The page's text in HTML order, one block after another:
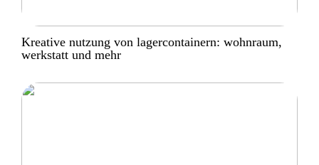
Kreative nutzung von lagercontainern: wohnraum,
werkstatt und mehr